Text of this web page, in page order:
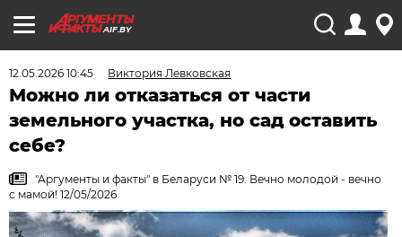
AIF.BY
12.05.2026 10:45 Виктория Левковская
Можно ли отказаться от части
земельного участка, но сад оставить
себе?
"Аргументы и факты" в Беларуси № 19. Вечно молодой - вечно
с мамой! 12/05/2026